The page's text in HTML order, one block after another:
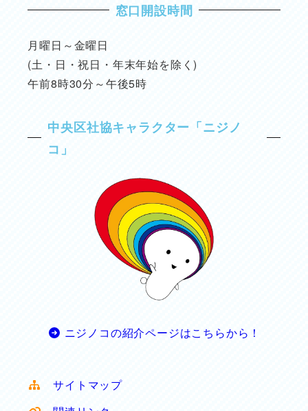
窓口開設時間
月曜日～金曜日
(土・日・祝日・年末年始を除く)
午前8時30分～午後5時
中央区社協キャラクター「ニジノ
コ」
ニジノコの紹介ページはこちらから！
サイトマップ